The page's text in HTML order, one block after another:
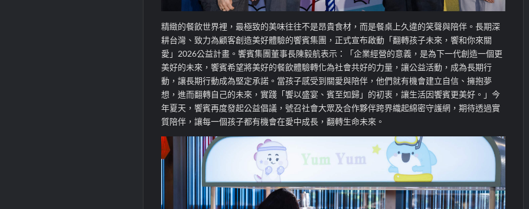
精緻的餐飲世界裡，最極致的美味往往不是昂貴食材，而是餐桌上久違的笑聲與陪伴。長期深
耕台灣、致力為顧客創造美好體驗的饗賓集團，正式宣布啟動「翻轉孩子未來，饗和你來關
愛」2026公益計畫。饗賓集團董事長陳毅航表示：「企業經營的意義，是為下一代創造一個更
美好的未來，饗賓希望將美好的餐飲體驗轉化為社會共好的力量，讓公益活動，成為長期行
動，讓長期行動成為堅定承諾。當孩子感受到關愛與陪伴，他們就有機會建立自信、擁抱夢
想，進而翻轉自己的未來，實踐「饗以盛宴、賓至如歸」的初衷，讓生活因饗賓更美好。」今
年夏天，饗賓再度發起公益倡議，號召社會大眾及合作夥伴跨界織起綿密守護網，期待透過實
質陪伴，讓每一個孩子都有機會在愛中成長，翻轉生命未來。